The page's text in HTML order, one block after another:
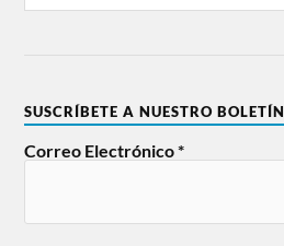
SUSCRÍBETE A NUESTRO BOLETÍN
Correo Electrónico*